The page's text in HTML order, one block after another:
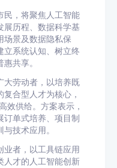
民，将聚焦人工智能
展历程、数据科学基
场景及数据隐私保
立系统认知、树立终
共享。
大劳动者，以培养既
合型人才为核心，
效供给。方案表示，
单式培养、项目制
技术应用。
业者，以工具链应用
人才的人工智能创新